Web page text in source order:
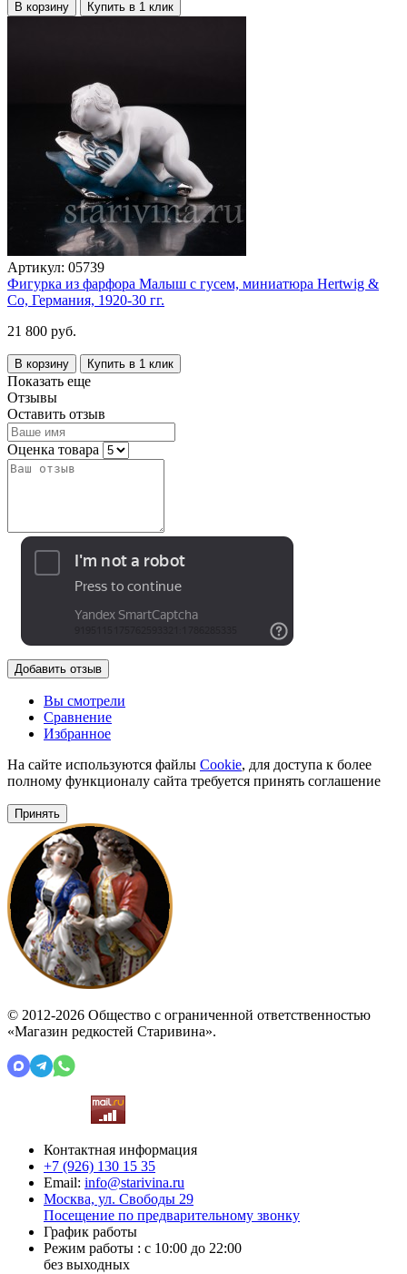
В корзину Купить в 1 клик
Артикул: 05739
Фигурка из фарфора Малыш с гусем, миниатюра Hertwig &
Co, Германия, 1920-30 гг.
21 800 руб.
В корзину Купить в 1 клик
Показать еще
Отзывы
Оставить отзыв
Оценка товара
Добавить отзыв
Вы смотрели
Сравнение
Избранное
На сайте используются файлы Cookie, для доступа к более
полному функционалу сайта требуется принять соглашение
Принять
© 2012-2026 Общество с ограниченной ответственностью
«Магазин редкостей Старивина».
Контактная информация
+7 (926) 130 15 35
Email: info@starivina.ru
Москва, ул. Свободы 29
Посещение по предварительному звонку
График работы
Режим работы : с 10:00 до 22:00
без выходных